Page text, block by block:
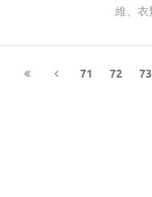
維、衣
71 72 73